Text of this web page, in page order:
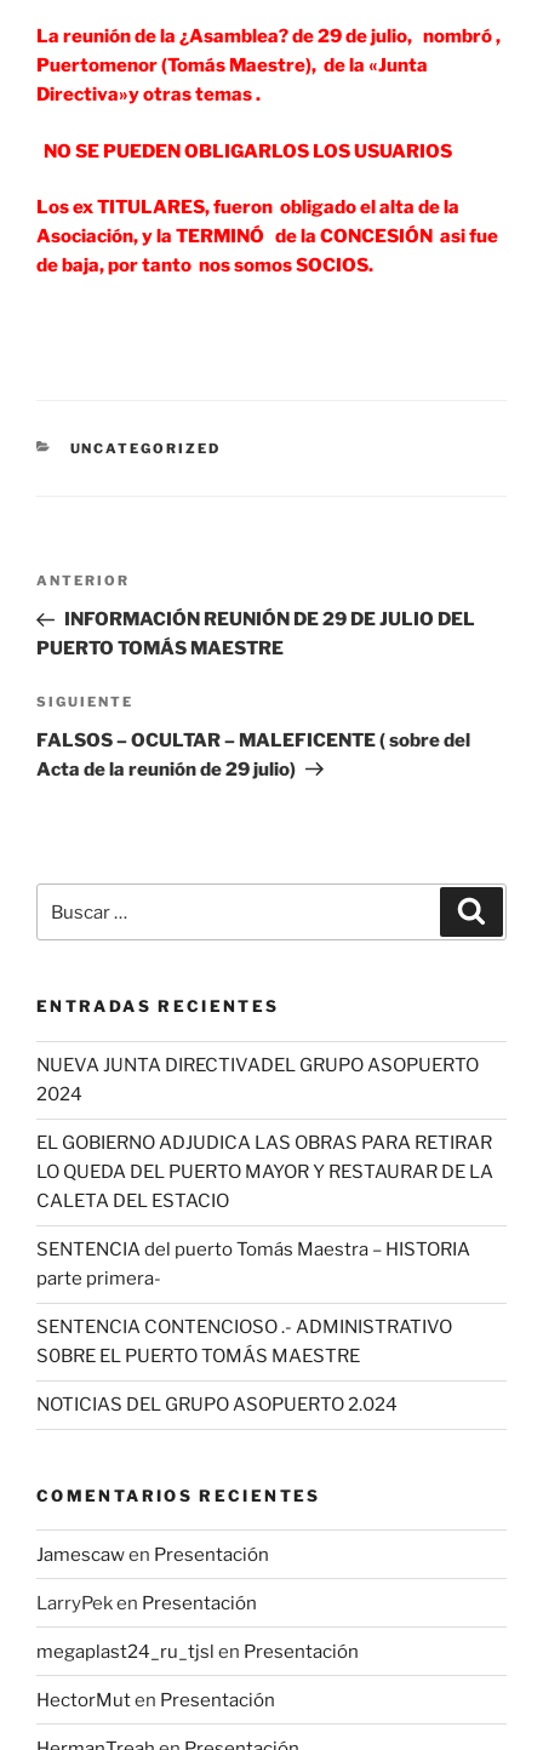
La reunión de la ¿Asamblea? de 29 de julio, nombró ,
Puertomenor (Tomás Maestre), de la «Junta
Directiva»y otras temas .
NO SE PUEDEN OBLIGARLOS LOS USUARIOS
Los ex TITULARES, fueron obligado el alta de la
Asociación, y la TERMINÓ de la CONCESIÓN asi fue
de baja, por tanto nos somos SOCIOS.
CATEGORÍAS
UNCATEGORIZED
Navegación
entradas
Entrada
anterior:
ANTERIOR
INFORMACIÓN REUNIÓN DE 29 DE JULIO DEL
PUERTO TOMÁS MAESTRE
Siguiente
entrada
SIGUIENTE
FALSOS – OCULTAR – MALEFICENTE ( sobre del
Acta de la reunión de 29 julio)
por:
ENTRADAS RECIENTES
NUEVA JUNTA DIRECTIVADEL GRUPO ASOPUERTO
2024
EL GOBIERNO ADJUDICA LAS OBRAS PARA RETIRAR
LO QUEDA DEL PUERTO MAYOR Y RESTAURAR DE LA
CALETA DEL ESTACIO
SENTENCIA del puerto Tomás Maestra – HISTORIA
parte primera-
SENTENCIA CONTENCIOSO .- ADMINISTRATIVO
S0BRE EL PUERTO TOMÁS MAESTRE
NOTICIAS DEL GRUPO ASOPUERTO 2.024
COMENTARIOS RECIENTES
Jamescawen Presentación
LarryPeken Presentación
megaplast24_ru_tjsl en Presentación
HectorMuten Presentación